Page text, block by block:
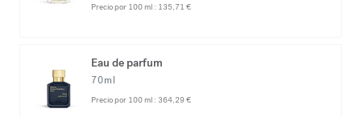
Precio por 100 ml : 135,71 €
Eau de parfum
70ml
Precio por 100 ml : 364,29 €